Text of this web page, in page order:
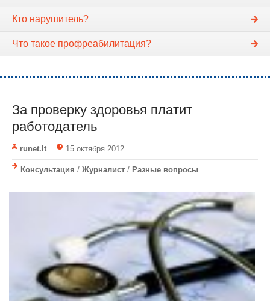
Кто нарушитель?
Что такое профреабилитация?
За проверку здоровья платит
работодатель
runet.lt 15 октября 2012
Консультация / Журналист / Разные вопросы